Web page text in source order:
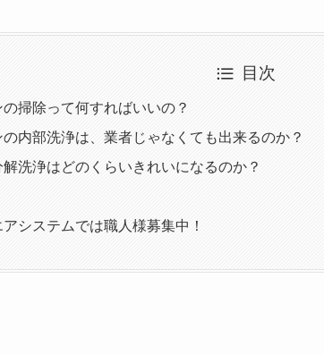
目次
掃除って何すればいいの？
の内部洗浄は、業者じゃなくても出来るのか？
洗浄はどのくらいきれいになるのか？
システムでは職人様募集中！